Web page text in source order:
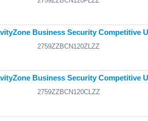
Business Security Competitive
2759ZZBCN120ZLZZ
Business Security Competitive
2759ZZBCN120CLZZ